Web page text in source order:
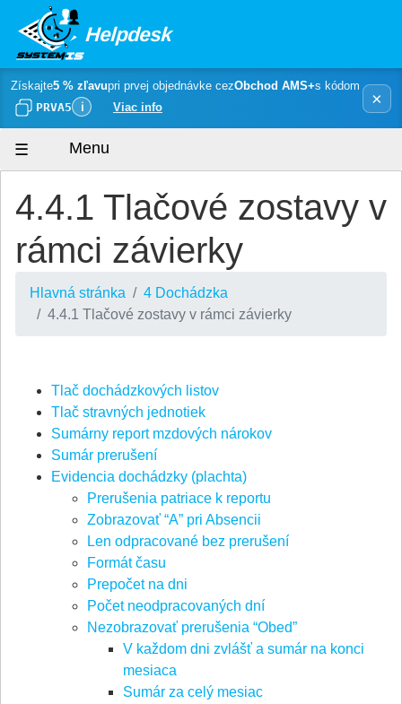
Helpdesk
Získajte5 % zľavupri prvej objednávke cezObchod AMS+s kódom
PRVA5
ℹ Viac info ×
Menu
4.4.1 Tlačové zostavy v
rámci závierky
Hlavná stránka
4 Dochádzka
4.4.1 Tlačové zostavy v rámci závierky
Tlač dochádzkových listov
Tlač stravných jednotiek
Sumárny report mzdových nárokov
Sumár prerušení
Evidencia dochádzky (plachta)
Prerušenia patriace k reportu
Zobrazovať “A” pri Absencii
Len odpracované bez prerušení
Formát času
Prepočet na dni
Počet neodpracovaných dní
Nezobrazovať prerušenia “Obed”
V každom dni zvlášť a sumár na konci
mesiaca
Sumár za celý mesiac